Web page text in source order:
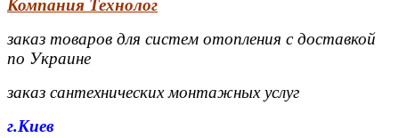
Компания Технолог
заказ товаров для систем отопления с доставкой
по Украине
заказ сантехнических монтажных услуг
г.Киев